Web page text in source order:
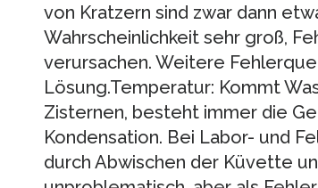
von Kratzern sind zwar dann
Wahrscheinlichkeit sehr groß,
verursachen. Weitere
Lösung.Temperatur: Kommt
Zisternen, besteht immer die
Kondensation. Bei Labor- und
durch Abwischen der Küvette